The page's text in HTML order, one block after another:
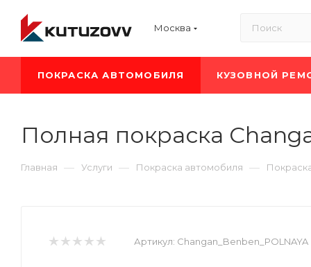
Москва
ПОКРАСКА АВТОМОБИЛЯ КУЗОВНОЙ
Полная покраска
Главная — Услуги — Покраска автомобиля —
Артикул: Changan_Benben_POLNAYA